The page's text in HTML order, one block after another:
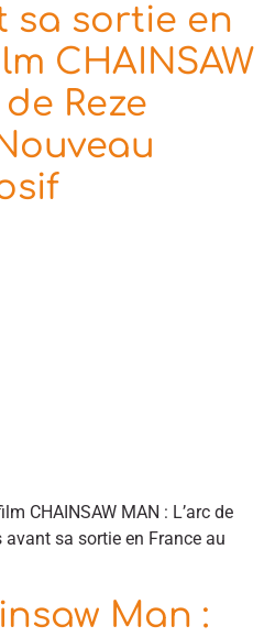
sa sortie en
CHAINSAW
de Reze
CHAINSAW MAN : L’arc de
avant sa sortie en France au
Man :